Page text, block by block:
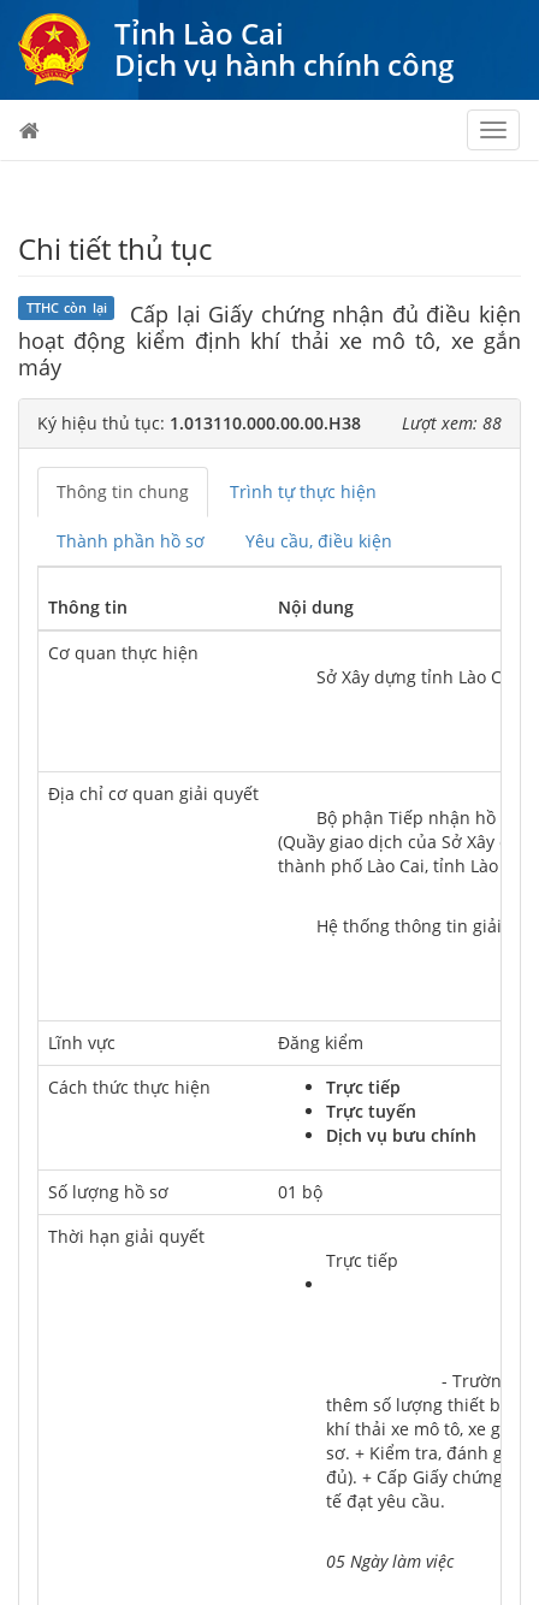
Tỉnh Lào Cai
Dịch vụ hành chính công
Chi tiết thủ tục
TTHC còn lại
Cấp lại Giấy chứng nhận đủ điều kiện
hoạt động kiểm định khí thải xe mô tô, xe gắn
máy
Ký hiệu thủ tục: 1.013110.000.00.00.H38 Lượt xem: 88
Thông tin chung Trình tự thực hiện
Thành phần hồ sơ Yêu cầu, điều kiện
Thông tin
Nội dung
Cơ quan thực hiện
	Sở Xây dựng tỉnh Lào Cai
Địa chỉ cơ quan giải quyết
(Quầy giao dịch của Sở Xây
thành phố Lào Cai, tỉnh Lào
Hệ thống thông tin giải
Lĩnh vực
Đăng kiểm
Cách thức thực hiện
Trực tiếp
Trực tuyến
Dịch vụ bưu chính
Số lượng hồ sơ
01 bộ
Thời hạn giải quyết
Trực tiếp
thêm số lượng thiết bị
khí thải xe mô tô, xe gắn
sơ. + Kiểm tra, đánh giá
đủ). + Cấp Giấy chứng
tế đạt yêu cầu.
05 Ngày làm việc